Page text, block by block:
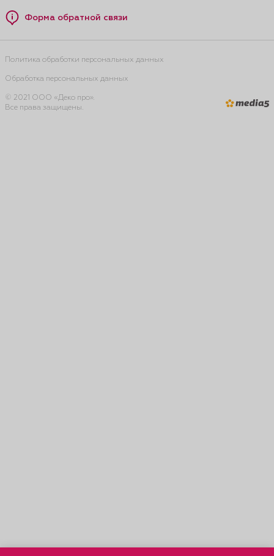
Форма обратной связи
Политика обработки персональных данных
Обработка персональных данных
© 2021 ООО «Деко про».
Все права защищены.